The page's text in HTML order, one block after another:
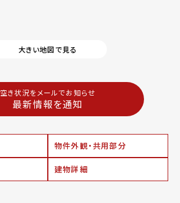
大きい地図で見る
空き状況をメールでお知らせ
最新情報を通知
物件外観・共用部分
建物詳細